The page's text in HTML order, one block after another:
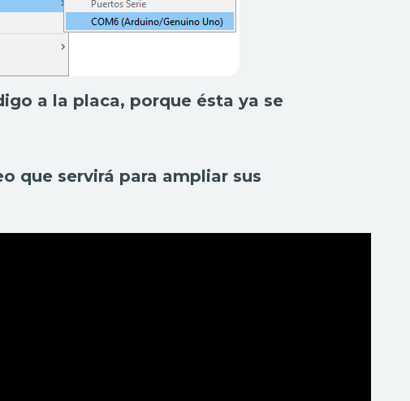
a la placa, porque ésta ya se
que servirá para ampliar sus